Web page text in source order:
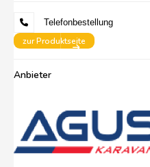
Telefonbestellung
zur Produktseite
Anbieter